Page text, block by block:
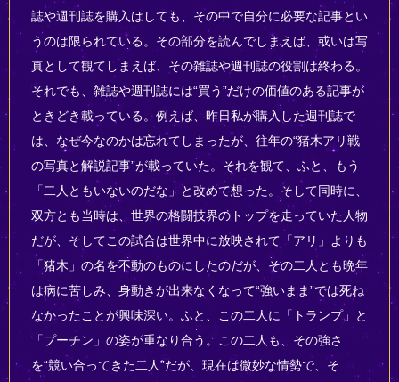
誌や週刊誌を購入はしても、その中で自分に必要な記事とい
うのは限られている。その部分を読んでしまえば、或いは写
真として観てしまえば、その雑誌や週刊誌の役割は終わる。
それでも、雑誌や週刊誌には“買う”だけの価値のある記事が
ときどき載っている。例えば、昨日私が購入した週刊誌で
は、なぜ今なのかは忘れてしまったが、往年の“猪木アリ戦
の写真と解説記事”が載っていた。それを観て、ふと、もう
「二人ともいないのだな」と改めて想った。そして同時に、
双方とも当時は、世界の格闘技界のトップを走っていた人物
だが、そしてこの試合は世界中に放映されて「アリ」よりも
「猪木」の名を不動のものにしたのだが、その二人とも晩年
は病に苦しみ、身動きが出来なくなって“強いまま”では死ね
なかったことが興味深い。ふと、この二人に「トランプ」と
「プーチン」の姿が重なり合う。この二人も、その強さ
を“競い合ってきた二人”だが、現在は微妙な情勢で、そ